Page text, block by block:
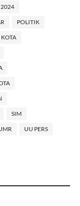
2024
POLITIK
KOTA
SIM
UU PERS